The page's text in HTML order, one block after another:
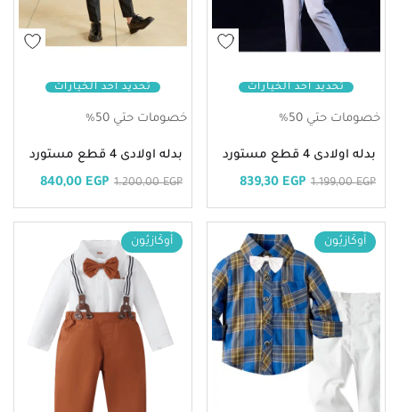
تحديد أحد الخيارات
خصومات حتي 50%
بدله اولادى 4 قطع مستورد
1.199,00EGP
839,30 EGP
تحديد أحد الخيارات
خصومات حتي 50%
بدله اولادى 4 قطع مستورد
1.200,00EGP
840,00 EGP
أُوكَازيُون أُوكَازيُون